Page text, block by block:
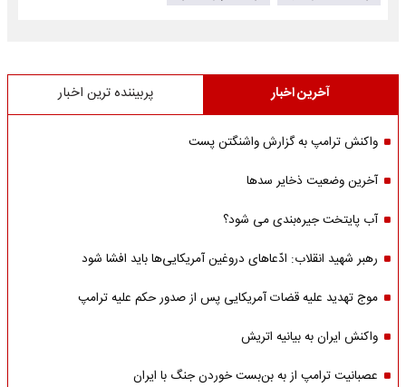
آخرین اخبار پربیننده ترین اخبار
واکنش ترامپ به گزارش واشنگتن پست
آخرین وضعیت ذخایر سدها
آب پایتخت جیره‌بندی می شود؟
رهبر شهید انقلاب: ادّعاهای دروغین آمریکایی‌ها باید افشا شود
موج تهدید علیه قضات آمریکایی پس از صدور حکم علیه ترامپ
واکنش ایران به بیانیه اتریش
عصبانیت ترامپ از به بن‌بست خوردن جنگ با ایران